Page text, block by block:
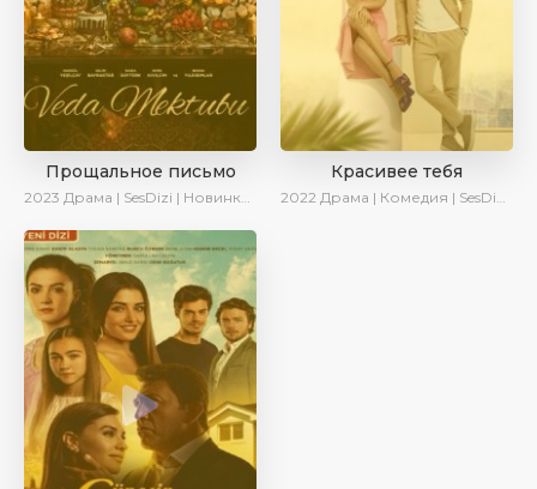
Прощальное письмо
2023 Драма | SesDizi | Новинки | Сериалы 2023
Красивее тебя
2022 Драма | Комедия | SesDizi | AveTurk | Turok1990